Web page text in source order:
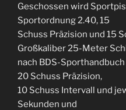
Geschossen wird
Sportordnung 2.40, 15
Schuss Präzision und 15
Großkaliber 25-Meter
nach BDS-Sporthandbuch
20 Schuss Präzision,
10 Schuss Intervall und
Sekunden und